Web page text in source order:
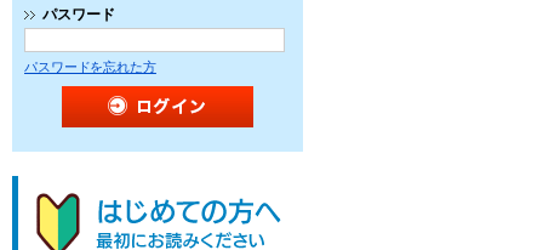
パスワード
パスワードを忘れた方